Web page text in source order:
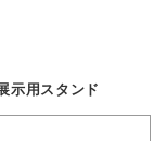
示用スタンド